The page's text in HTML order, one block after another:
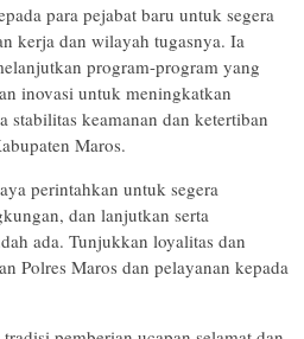
para pejabat baru untuk segera
kerja dan wilayah tugasnya. Ia
program-program yang
inovasi untuk meningkatkan
stabilitas keamanan dan ketertiban
Maros.
perintahkan untuk segera
dan lanjutkan serta
ada. Tunjukkan loyalitas dan
Polres Maros dan pelayanan kepada